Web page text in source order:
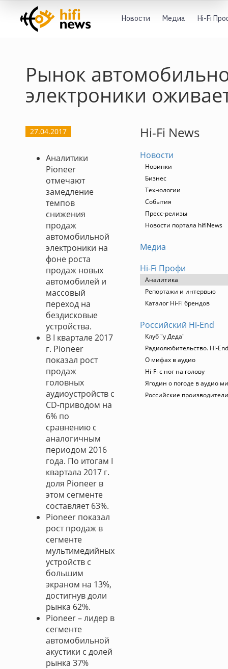
Новости Медиа Hi-Fi
Рынок
электроники
27.04.2017
Аналитики
Pioneer
отмечают
замедление
темпов
снижения
продаж
автомобильной
электроники на
фоне роста
продаж новых
автомобилей и
массовый
переход на
бездисковые
устройства.
В I квартале 2017
г. Pioneer
показал рост
продаж
головных
аудиоустройств с
CD-приводом на
6% по
сравнению с
аналогичным
периодом 2016
года. По итогам I
квартала 2017 г.
доля Pioneer в
этом сегменте
составляет 63%.
Pioneer показал
рост продаж в
сегменте
мультимедийных
устройств с
большим
экраном на 13%,
достигнув доли
рынка 62%.
Pioneer – лидер в
сегменте
автомобильной
акустики с долей
рынка 37%
Hi-Fi News
Новости
Новинки
Бизнес
Технологии
События
Пресс-релизы
Новости портала hifiNews
Медиа
Hi-Fi Профи
Аналитика
Репортажи и интервью
Каталог Hi-Fi брендов
Российский Hi-End
Клуб "у Деда"
Радиолюбительство. Hi-
О мифах в аудио
Hi-Fi с ног на голову
Ягодин о погоде в аудио
Российские производители